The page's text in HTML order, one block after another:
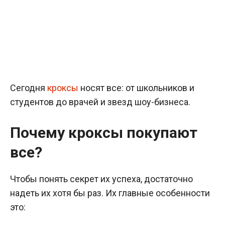
Сегодня кроксы носят все: от школьников и
студентов до врачей и звезд шоу-бизнеса.
Почему кроксы покупают
все?
Чтобы понять секрет их успеха, достаточно
надеть их хотя бы раз. Их главные особенности
это: